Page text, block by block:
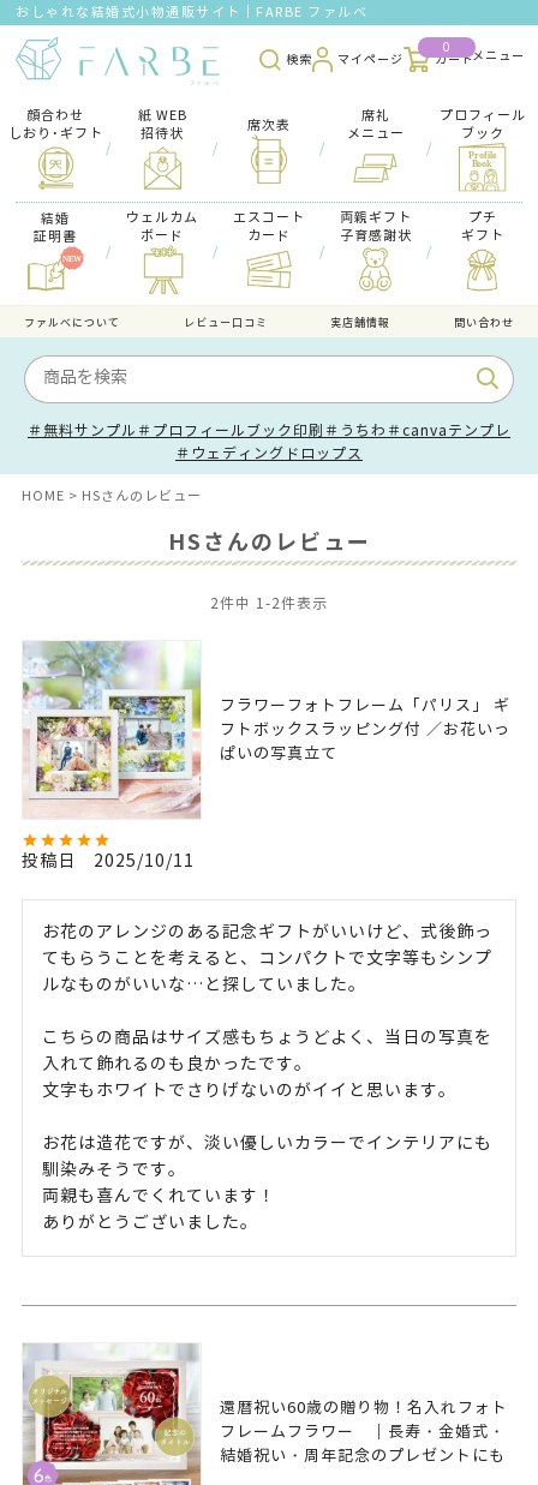
おしゃれな結婚式小物通販サイト｜FARBE ファルベ
検索 マイページ
0
カート
顔合わせ
しおり･ギフト
/
紙 WEB
招待状
/
席次表
/
席礼
メニュー
/
プロフィール
ブック
結婚
証明書
/
ウェルカム
ボード
/
エスコート
カード
/
両親ギフト
子育感謝状
/
プチ
ギフト
ファルべについて レビュー口コミ 実店舗情報 問い合わせ
＃無料サンプル ＃プロフィールブック印刷 ＃うちわ ＃canvaテンプレ
＃ウェディングドロップス
HOME HSさんのレビュー
HSさんのレビュー
2件中 1 -2件表示
フラワーフォトフレーム「パリス」 ギ
フトボックスラッピング付 ／お花いっ
ぱいの写真立て
投稿日 2025/10/11
お花のアレンジのある記念ギフトがいいけど、式後飾っ
てもらうことを考えると、コンパクトで文字等もシンプ
ルなものがいいな…と探していました。
こちらの商品はサイズ感もちょうどよく、当日の写真を
入れて飾れるのも良かったです。
文字もホワイトでさりげないのがイイと思います。
お花は造花ですが、淡い優しいカラーでインテリアにも
馴染みそうです。
両親も喜んでくれています！
ありがとうございました。
還暦祝い60歳の贈り物！名入れフォト
フレームフラワー ｜長寿・金婚式・
結婚祝い・周年記念のプレゼントにも